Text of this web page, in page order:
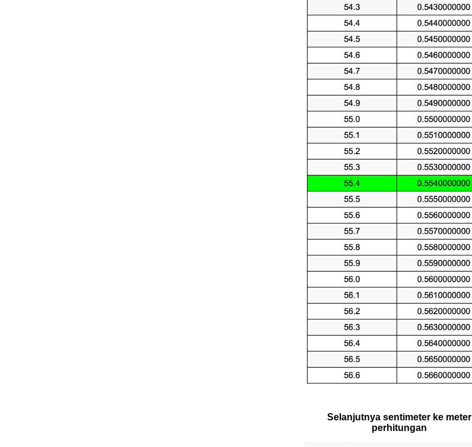
Selanjutnya sentimeter ke meter
perhitungan